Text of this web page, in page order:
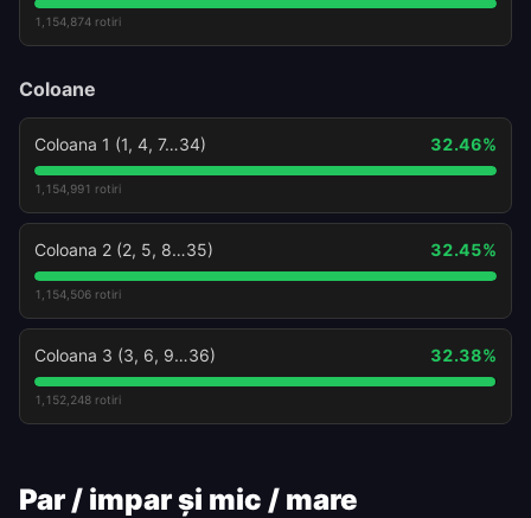
1,154,874 rotiri
Coloane
Coloana 1 (1, 4, 7…34) 32.46%
1,154,991 rotiri
Coloana 2 (2, 5, 8…35) 32.45%
1,154,506 rotiri
Coloana 3 (3, 6, 9…36) 32.38%
1,152,248 rotiri
Par / impar și mic / mare